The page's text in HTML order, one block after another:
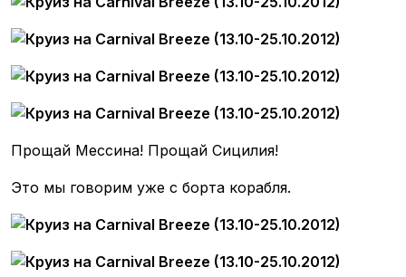
Прощай Мессина! Прощай Сицилия!
Это мы говорим уже с борта корабля.